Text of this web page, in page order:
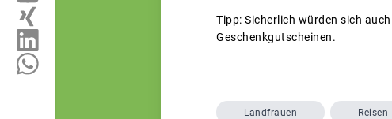
Tipp: Sicherlich würden sich
Geschenkgutscheinen.
Landfrauen Reisen